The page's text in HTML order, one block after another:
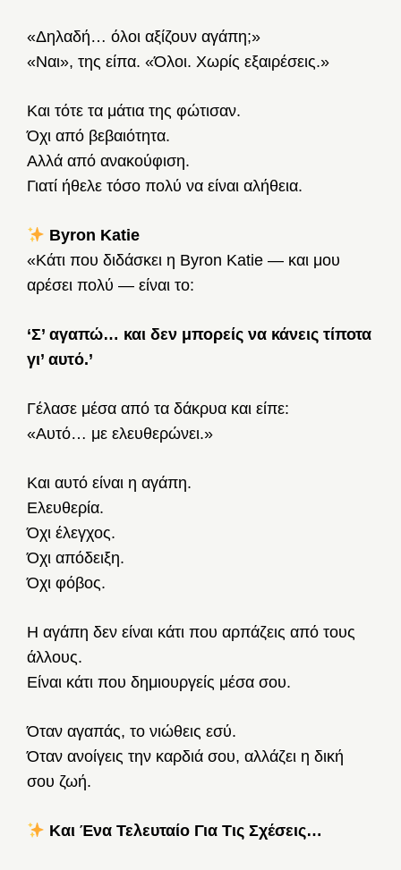
«Δηλαδή… όλοι αξίζουν αγάπη;»
«Ναι», της είπα. «Όλοι. Χωρίς εξαιρέσεις.»
Και τότε τα μάτια της φώτισαν.
Όχι από βεβαιότητα.
Αλλά από ανακούφιση.
Γιατί ήθελε τόσο πολύ να είναι αλήθεια.
Byron Katie
«Κάτι που διδάσκει η Byron Katie — και μου
αρέσει πολύ — είναι το:
‘Σ’ αγαπώ… και δεν μπορείς να κάνεις τίποτα
γι’ αυτό.’
Γέλασε μέσα από τα δάκρυα και είπε:
«Αυτό… με ελευθερώνει.»
Και αυτό είναι η αγάπη.
Ελευθερία.
Όχι έλεγχος.
Όχι απόδειξη.
Όχι φόβος.
Η αγάπη δεν είναι κάτι που αρπάζεις από τους
άλλους.
Είναι κάτι που δημιουργείς μέσα σου.
Όταν αγαπάς, το νιώθεις εσύ.
Όταν ανοίγεις την καρδιά σου, αλλάζει η δική
σου ζωή.
Και Ένα Τελευταίο Για Τις Σχέσεις…